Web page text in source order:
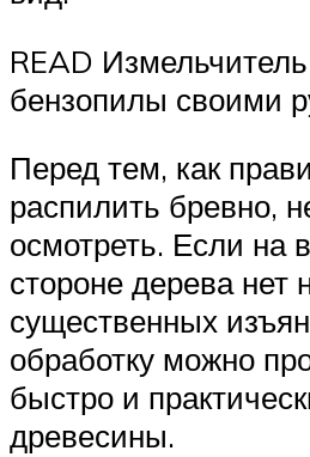
READ
бензопилы своими
Перед тем, как
распилить бревно,
осмотреть. Если на
стороне дерева нет
существенных
обработку можно
быстро и
древесины.